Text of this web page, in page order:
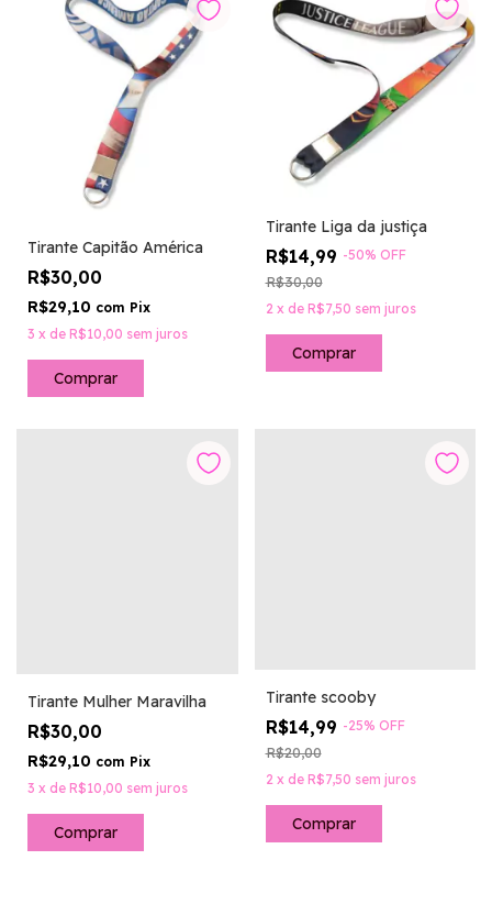
Tirante Capitão América
R$30,00
R$29,10 com Pix
3 x de R$10,00 sem juros
Tirante Liga da justiça
R$14,99 -50% OFF
R$30,00
2 x de R$7,50 sem juros
Tirante Mulher Maravilha
R$30,00
R$29,10 com Pix
3 x de R$10,00 sem juros
Tirante scooby
R$14,99 -25% OFF
R$20,00
2 x de R$7,50 sem juros